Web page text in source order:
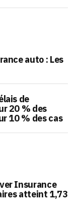
auto : Les
de
20 % des
10 % des cas
Insurance
atteint 1,73